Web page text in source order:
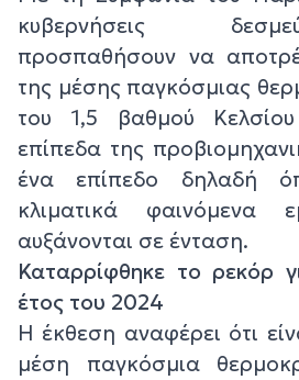
κυβερνήσεις
προσπαθήσουν να
της μέσης παγκόσμιας
του 1,5 βαθμού
επίπεδα της
ένα επίπεδο δηλαδή
κλιματικά φαινόμενα
αυξάνονται σε ένταση.
Καταρρίφθηκε το ρεκόρ
έτος του 2024
Η έκθεση αναφέρει ότι
μέση παγκόσμια